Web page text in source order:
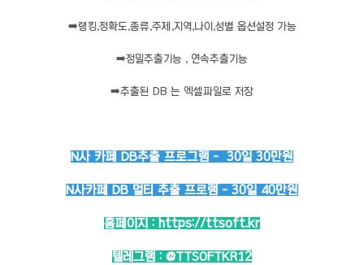
➡️랭킹,정확도,종류,주제,지역,나이,성별 옵션설정 가능
➡️정밀추출기능 , 연속추출기능
➡️추출된 DB 는 엑셀파일로 저장
N사 카페 DB추출 프로그램 - 30일 30만원
N사카페 DB 멀티 추출 프로램 - 30일 40만원
홈페이지 : https://ttsoft.kr
텔레그램 : @TTSOFTKR12